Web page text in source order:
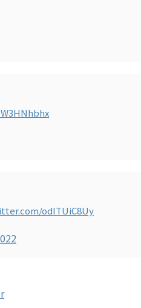
odlTUiC8Uy